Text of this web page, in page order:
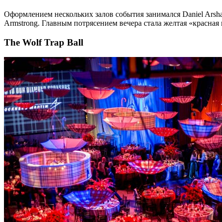
Оформлением нескольких залов события занимался Daniel
Armstrong. Главным потрясением вечера стала желтая
The Wolf Trap Ball